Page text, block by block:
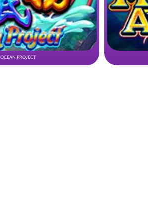
OCEAN PROJECT